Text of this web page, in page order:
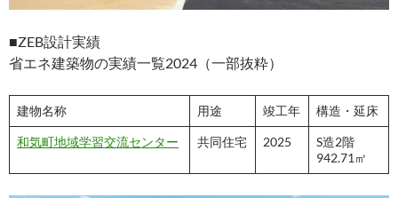
■ZEB設計実績
省エネ建築物の実績一覧2024（一部抜粋）
建物名称 用途 竣工年 構造・延床
和気町地域学習交流センター 共同住宅 2025
S造2階
942.71㎡